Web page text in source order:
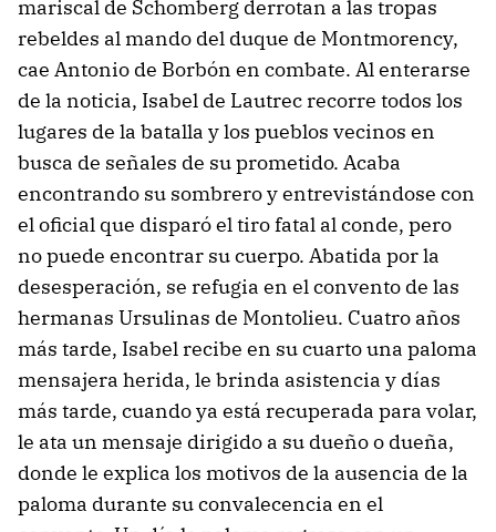
mariscal de Schomberg derrotan a las tropas
rebeldes al mando del duque de Montmorency,
cae Antonio de Borbón en combate. Al enterarse
de la noticia, Isabel de Lautrec recorre todos los
lugares de la batalla y los pueblos vecinos en
busca de señales de su prometido. Acaba
encontrando su sombrero y entrevistándose con
el oficial que disparó el tiro fatal al conde, pero
no puede encontrar su cuerpo. Abatida por la
desesperación, se refugia en el convento de las
hermanas Ursulinas de Montolieu. Cuatro años
más tarde, Isabel recibe en su cuarto una paloma
mensajera herida, le brinda asistencia y días
más tarde, cuando ya está recuperada para volar,
le ata un mensaje dirigido a su dueño o dueña,
donde le explica los motivos de la ausencia de la
paloma durante su convalecencia en el